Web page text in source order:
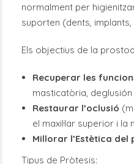
normalment per
suporten (dents,
Els objectius de la
Recuperar les
masticatòria,
Restaurar l’oclusió
el maxil·lar superior i la
Millorar l’Estètica del
Tipus de Pròtesis: